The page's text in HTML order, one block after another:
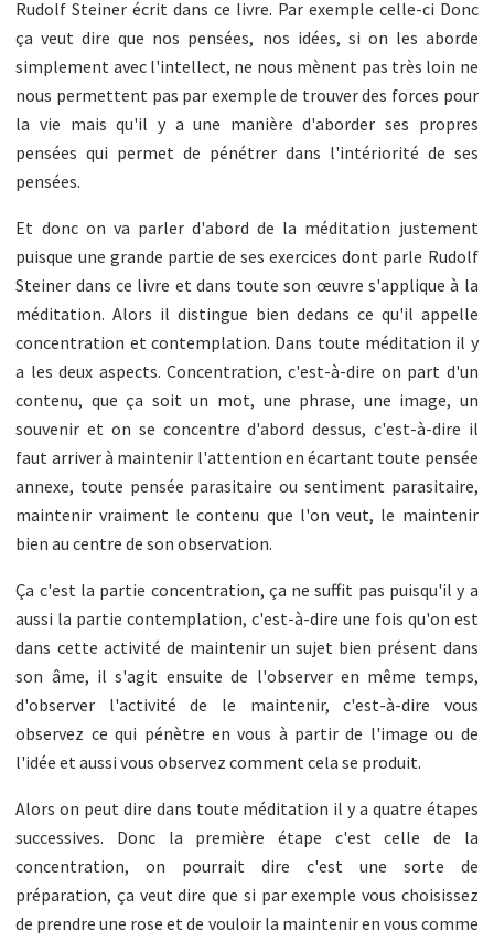
Rudolf Steiner écrit dans ce livre. Par exemple celle-ci Donc
ça veut dire que nos pensées, nos idées, si on les aborde
simplement avec l'intellect, ne nous mènent pas très loin ne
nous permettent pas par exemple de trouver des forces pour
la vie mais qu'il y a une manière d'aborder ses propres
pensées qui permet de pénétrer dans l'intériorité de ses
pensées.
Et donc on va parler d'abord de la méditation justement
puisque une grande partie de ses exercices dont parle Rudolf
Steiner dans ce livre et dans toute son œuvre s'applique à la
méditation. Alors il distingue bien dedans ce qu'il appelle
concentration et contemplation. Dans toute méditation il y
a les deux aspects. Concentration, c'est-à-dire on part d'un
contenu, que ça soit un mot, une phrase, une image, un
souvenir et on se concentre d'abord dessus, c'est-à-dire il
faut arriver à maintenir l'attention en écartant toute pensée
annexe, toute pensée parasitaire ou sentiment parasitaire,
maintenir vraiment le contenu que l'on veut, le maintenir
bien au centre de son observation.
Ça c'est la partie concentration, ça ne suffit pas puisqu'il y a
aussi la partie contemplation, c'est-à-dire une fois qu'on est
dans cette activité de maintenir un sujet bien présent dans
son âme, il s'agit ensuite de l'observer en même temps,
d'observer l'activité de le maintenir, c'est-à-dire vous
observez ce qui pénètre en vous à partir de l'image ou de
l'idée et aussi vous observez comment cela se produit.
Alors on peut dire dans toute méditation il y a quatre étapes
successives. Donc la première étape c'est celle de la
concentration, on pourrait dire c'est une sorte de
préparation, ça veut dire que si par exemple vous choisissez
de prendre une rose et de vouloir la maintenir en vous comme